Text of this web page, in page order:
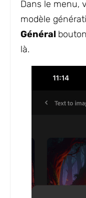
Dans le menu,
modèle
Général
là.